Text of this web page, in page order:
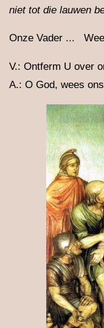
niet tot die lauwen
Onze Vader ...
V.: Ontferm U over
A.: O God, wees